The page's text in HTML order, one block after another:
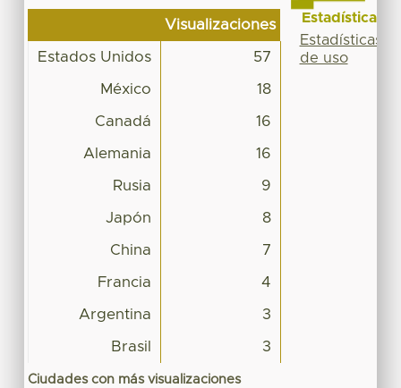
Visualizaciones
Estados Unidos 57
México 18
Canadá 16
Alemania 16
Rusia 9
Japón 8
China 7
Francia 4
Argentina 3
Brasil 3
Ciudades con más visualizaciones
Estadísticas
Estadísticas
de uso